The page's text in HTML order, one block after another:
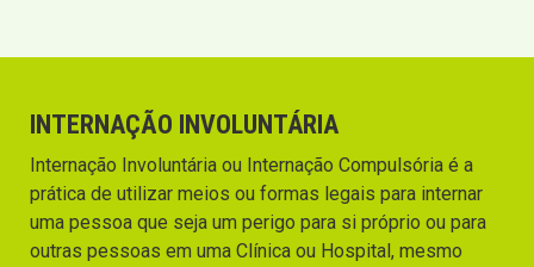
INTERNAÇÃO INVOLUNTÁRIA
Internação Involuntária ou Internação Compulsória é a
prática de utilizar meios ou formas legais para internar
uma pessoa que seja um perigo para si próprio ou para
outras pessoas em uma Clínica ou Hospital, mesmo